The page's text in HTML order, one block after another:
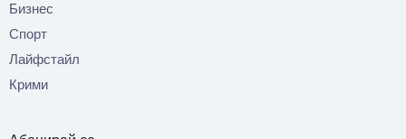
Бизнес
Спорт
Лайфстайл
Крими